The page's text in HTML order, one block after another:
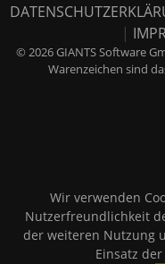
|
© 2026 GIANTS Software
Warenzeichen sind
Wir verwenden
Nutzerfreundlichkeit
der weiteren Nutzung
Einsatz